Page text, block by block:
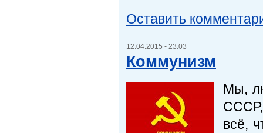
Оставить
12.04.2015 - 23:03
Коммунизм
Мы,
СССР,
всё,